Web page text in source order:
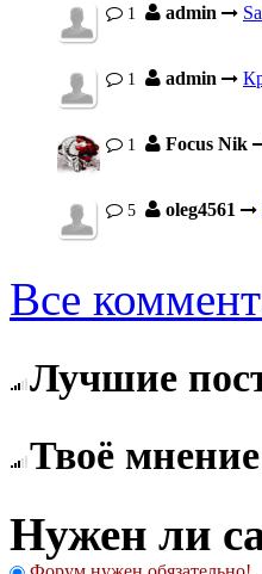
1 admin
1 admin
1 Focus Nik
5 oleg4561
Все
Лучшие
Твоё мнение
Нужен ли